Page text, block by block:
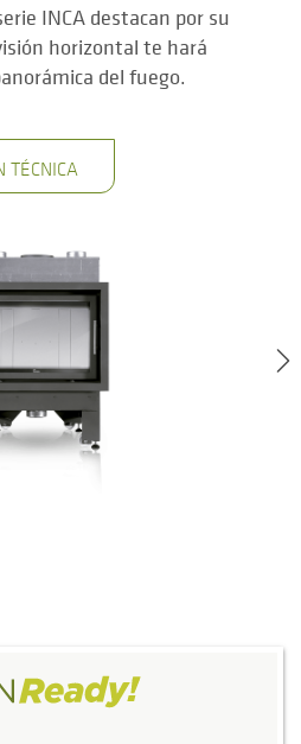
INCA destacan por su
horizontal te hará
del fuego.
TÉCNICA